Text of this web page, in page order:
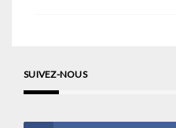
SUIVEZ-NOUS